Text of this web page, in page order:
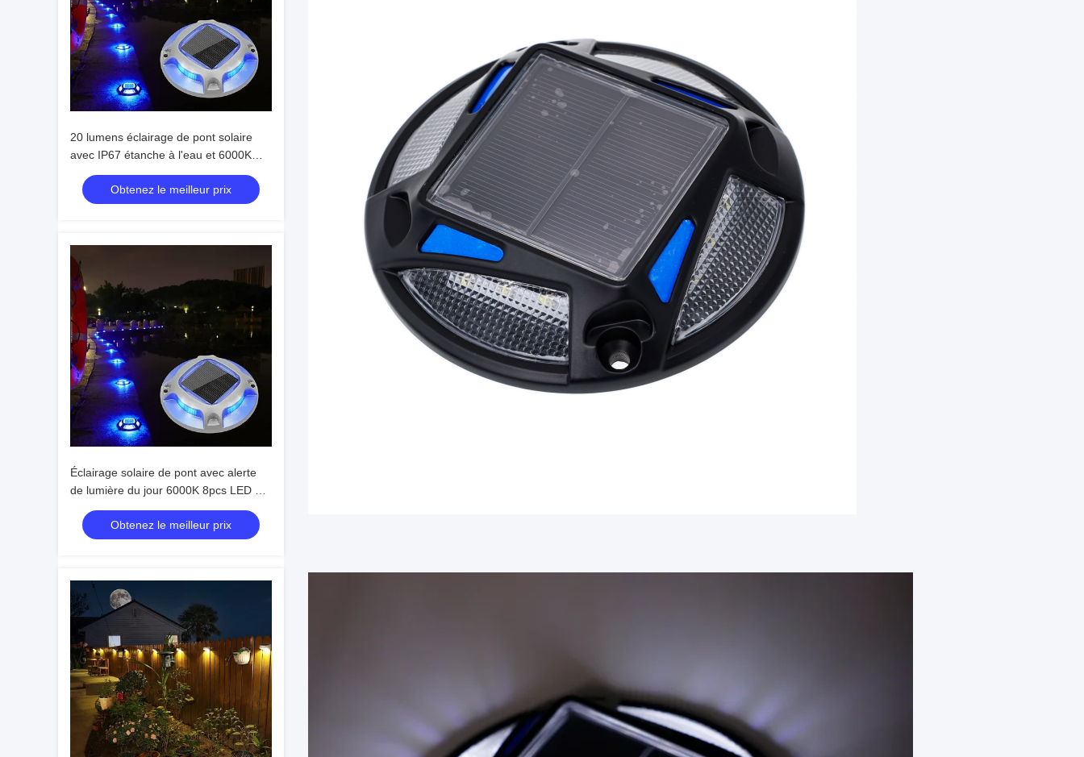
20 lumens éclairage de pont solaire
avec IP67 étanche à l'eau et 6000K
Alerte de la lumière du jour pour une
utilisation en extérieur
Obtenez le meilleur prix
Éclairage solaire de pont avec alerte
de lumière du jour 6000K 8pcs LED et
110 * 22.5MM Taille pour une utilisation
en extérieurObtenez le meilleur prix